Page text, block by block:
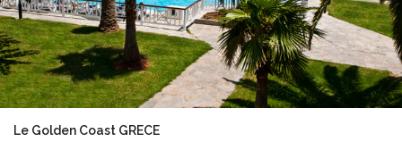
Le Golden Coast GRECE